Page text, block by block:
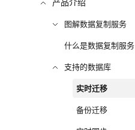
产品介绍
图解数据复制服务
什么是数据复制服务
支持的数据库
实时迁移
备份迁移